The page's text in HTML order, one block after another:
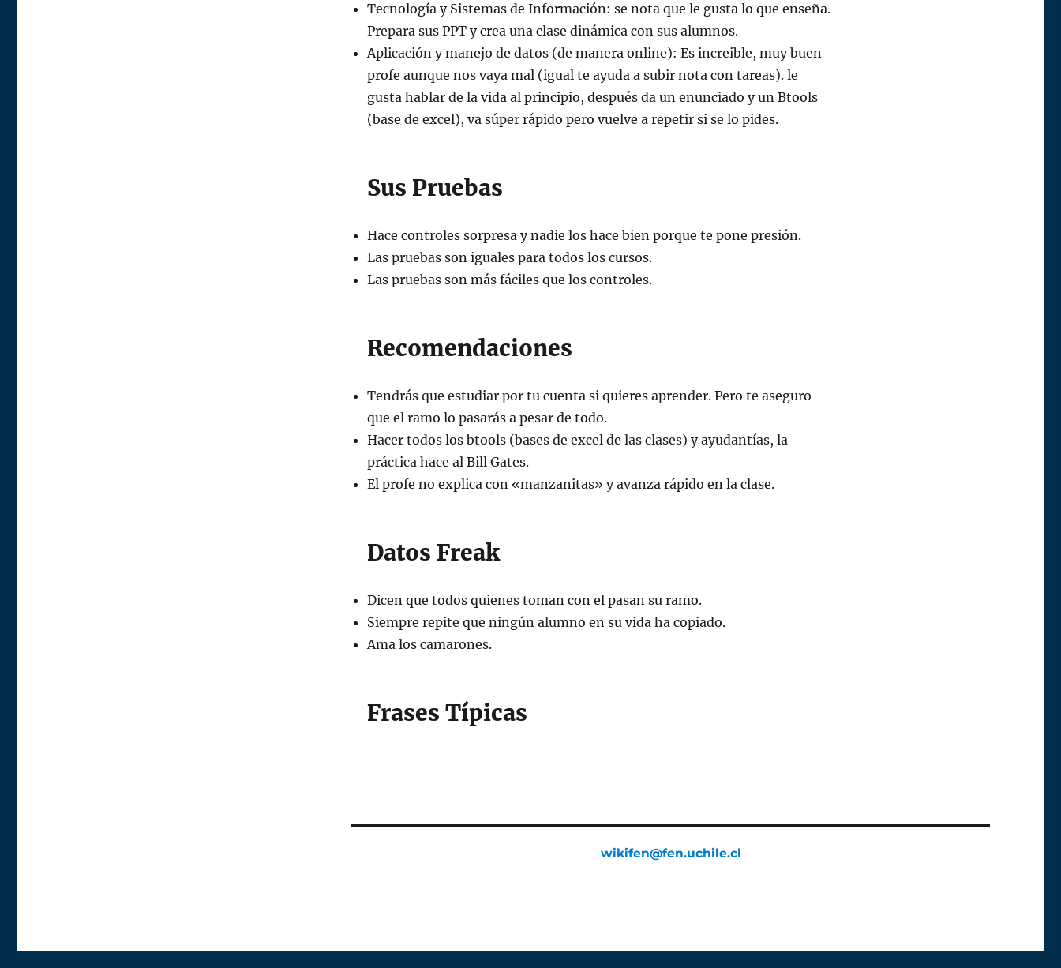
Tecnología y Sistemas de Información: se nota que le gusta lo que enseña.
Prepara sus PPT y crea una clase dinámica con sus alumnos.
Aplicación y manejo de datos (de manera online): Es increible, muy buen
profe aunque nos vaya mal (igual te ayuda a subir nota con tareas). le
gusta hablar de la vida al principio, después da un enunciado y un Btools
(base de excel), va súper rápido pero vuelve a repetir si se lo pides.
Sus Pruebas
Hace controles sorpresa y nadie los hace bien porque te pone presión.
Las pruebas son iguales para todos los cursos.
Las pruebas son más fáciles que los controles.
Recomendaciones
Tendrás que estudiar por tu cuenta si quieres aprender. Pero te aseguro
que el ramo lo pasarás a pesar de todo.
Hacer todos los btools (bases de excel de las clases) y ayudantías, la
práctica hace al Bill Gates.
El profe no explica con «manzanitas» y avanza rápido en la clase.
Datos Freak
Dicen que todos quienes toman con el pasan su ramo.
Siempre repite que ningún alumno en su vida ha copiado.
Ama los camarones.
Frases Típicas
wikifen@fen.uchile.cl